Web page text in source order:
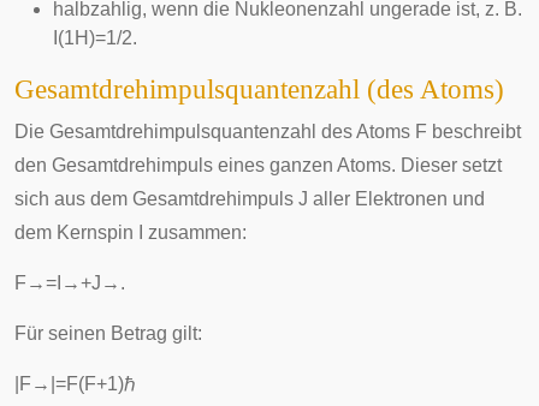
halbzahlig, wenn die Nukleonenzahl ungerade ist, z. B.
(1H)=1/2.
Gesamtdrehimpulsquantenzahl (des Atoms)
Die Gesamtdrehimpulsquantenzahl des Atoms F beschreibt
den Gesamtdrehimpuls eines ganzen Atoms. Dieser setzt
sich aus dem Gesamtdrehimpuls J aller Elektronen und
dem Kernspin I zusammen:
F →= →+J → .
Für seinen Betrag gilt:
F → =F(F+1)ℏ